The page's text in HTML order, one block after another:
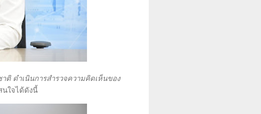
ติ ดำเนินการสำรวจความคิดเห็นของ
นใจได้ดังนี้